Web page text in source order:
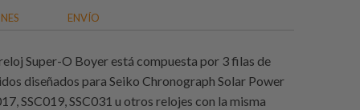
ENVÍO
Super-O Boyer está compuesta por 3 filas de
diseñados para Seiko Chronograph Solar Power
SSC019, SSC031 u otros relojes con la misma